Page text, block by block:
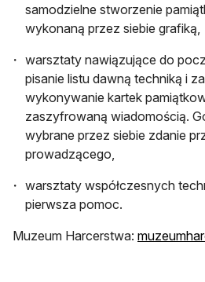
samodzielne stworzenie
wykonaną przez siebie grafiką,
warsztaty nawiązujące do
pisanie listu dawną techniką i
wykonywanie kartek
zaszyfrowaną wiadomością.
wybrane przez siebie zdanie
prowadzącego,
warsztaty współczesnych
pierwsza pomoc.
Muzeum Harcerstwa: